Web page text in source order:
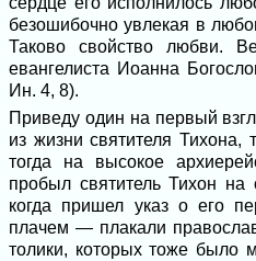
безошибочно увлекая в
Таково свойство любви.
евангелиста Иоанна
Ин. 4, 8).
Приведу один на первый
из жизни святителя Тихона,
тогда на высокое
пробыл святитель Тихон
когда пришел указ о его
плачем — пла­кали
толики, которых тоже было